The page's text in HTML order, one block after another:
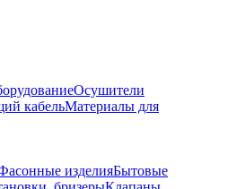
Осушители
кабельМатериалы для
изделияБытовые